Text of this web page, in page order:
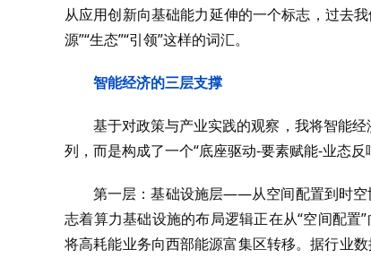
从应用创新向基础能力延伸的一个标志，过去
源”“生态”“引领”这样的词汇。
智能经济的三层支撑
基于对政策与产业实践的观察，我将智能
列，而是构成了一个“底座驱动-要素赋能-业态反
第一层：基础设施层——从空间配置到时空
志着算力基础设施的布局逻辑正在从“空间配置
将高耗能业务向西部能源富集区转移。据行业